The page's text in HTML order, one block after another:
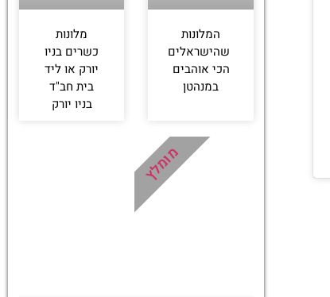
המלונות
שהישראלים
הכי אוהבים
במנהטן
מלונות
כשרים בניו
יורק או ליד
בית חב"ד
בניו יורק
מומלץ